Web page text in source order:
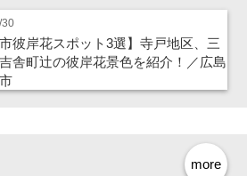
30
市彼岸花スポット3選】寺戸地区、三
舎町辻の彼岸花景色を紹介！／広島
more